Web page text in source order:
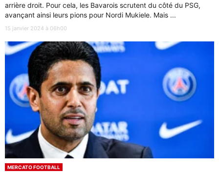
arrière droit. Pour cela, les Bavarois scrutent du côté du PSG,
avançant ainsi leurs pions pour Nordi Mukiele. Mais ...
15 janvier 2024 à 06h00
MERCATO FOOTBALL